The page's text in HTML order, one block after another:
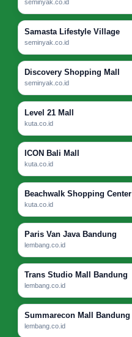
seminyak.co.id
Samasta Lifestyle Village
seminyak.co.id
Discovery Shopping Mall
seminyak.co.id
Level 21 Mall
kuta.co.id
ICON Bali Mall
kuta.co.id
Beachwalk Shopping Center
kuta.co.id
Paris Van Java Bandung
lembang.co.id
Trans Studio Mall Bandung
lembang.co.id
Summarecon Mall Bandung
lembang.co.id